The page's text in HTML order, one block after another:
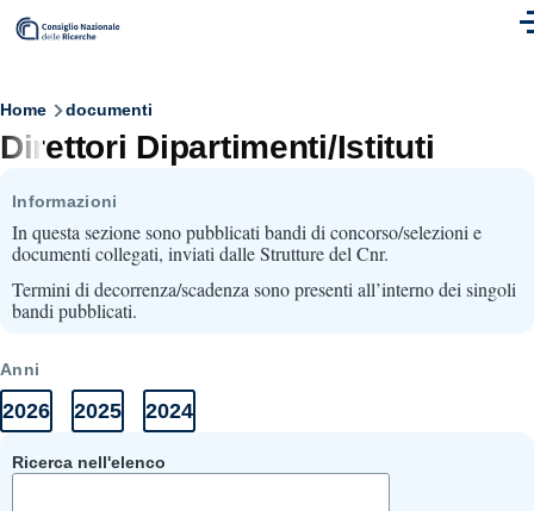
Skip to main content
Breadcrumb
Home documenti
Direttori Dipartimenti/Istituti
Informazioni
In questa sezione sono pubblicati bandi di concorso/selezioni e
documenti collegati, inviati dalle Strutture del Cnr.
Termini di decorrenza/scadenza sono presenti all’interno dei singoli
bandi pubblicati.
Anni
Anni
Documenti
Elenco
2026
2026
Elenco
2025
2025
Elenco
2024
2024
Ricerca nell'elenco